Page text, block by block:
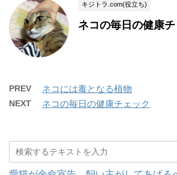
キジトラ.com(役立ち)
ネコの毎日の健康チ
PREV ネコには毒となる植物
NEXT ネコの毎日の健康チェック